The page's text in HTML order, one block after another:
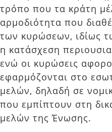
τρόπο που τα κράτη
αρμοδιότητα που
των κυρώσεων, ιδίως
η κατάσχεση
ενώ οι κυρώσεις
εφαρμόζονται στο
μελών, δηλαδή σε
που εμπίπτουν στη
μελών της Ένωσης.